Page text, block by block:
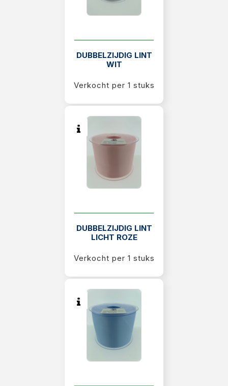
DUBBELZIJDIG LINT
WIT
Verkocht per 1 stuks
DUBBELZIJDIG LINT
LICHT ROZE
Verkocht per 1 stuks